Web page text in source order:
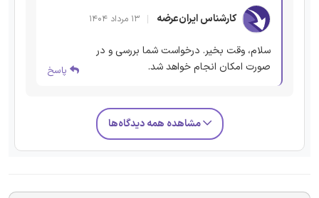
کارشناس ایران‌عرضه ۱۳ مرداد ۱۴۰۴
سلام، وقت بخیر. درخواست شما بررسی و در
صورت امکان انجام خواهد شد.
پاسخ
مشاهده همه دیدگاه‌ها